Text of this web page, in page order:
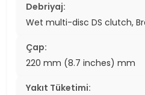
Debriyaj:
Wet multi-disc DS clutch,
Çap:
220 mm (8.7 inches) mm
Yakıt Tüketimi: